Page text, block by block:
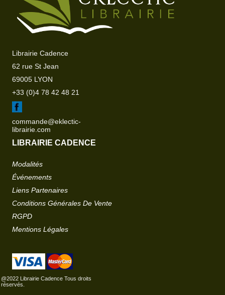
Librairie Cadence
62 rue St Jean
69005 LYON
+33 (0)4 78 42 48 21
commande@eklectic-
librairie.com
LIBRAIRIE CADENCE
Modalités
Événements
Liens Partenaires
Conditions Générales De Vente
RGPD
Mentions Légales
@2022 Librairie Cadence Tous droits
réservés.